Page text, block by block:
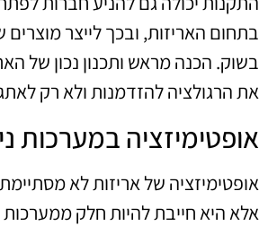
בתחום האריזות, ובכך לייצר
בשוק. הכנה מראש ותכנון נכון של
את הרגולציה להזדמנות ולא רק
אופטימיזציה במערכות
אופטימיזציה של אריזות לא
אלא היא חייבת להיות חלק ממערכות